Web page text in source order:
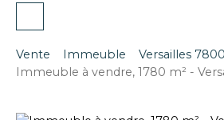
Vente Immeuble
Versailles
Immeuble à vendre, 1780 m² -